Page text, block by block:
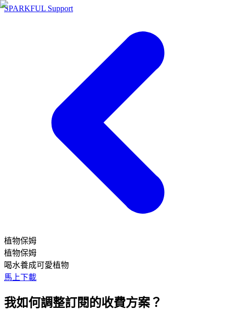
SPARKFUL Support
植物保姆
植物保姆
喝水養成可愛植物
馬上下載
我如何調整訂閱的收費方案？